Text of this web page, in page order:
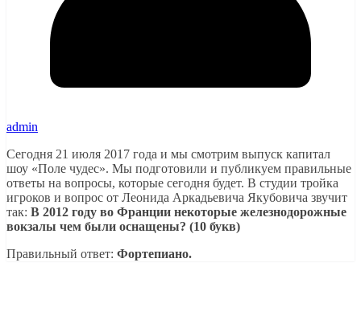
admin
Сегодня 21 июля 2017 года и мы смотрим выпуск капитал
шоу «Поле чудес». Мы подготовили и публикуем правильные
ответы на вопросы, которые сегодня будет. В студии тройка
игроков и вопрос от Леонида Аркадьевича Якубовича звучит
так: В 2012 году во Франции некоторые железнодорожные
вокзалы чем были оснащены? (10 букв)
Правильный ответ: Фортепиано.